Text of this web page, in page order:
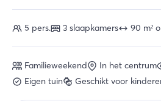
Familieweekend In het centrum
Eigen tuin
Geschikt voor
5 pers. 3 slaapkamers 90 m²